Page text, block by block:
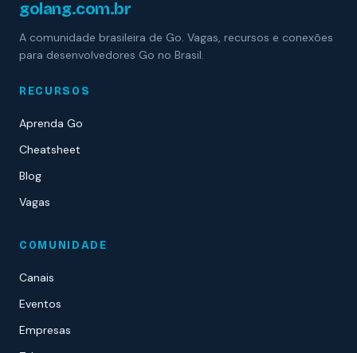
golang.com.br
A comunidade brasileira de Go. Vagas, recursos e conexões
para desenvolvedores Go no Brasil.
RECURSOS
Aprenda Go
Cheatsheet
Blog
Vagas
COMUNIDADE
Canais
Eventos
Empresas